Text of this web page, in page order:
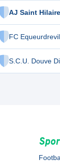
AJ Saint
FC
S.C.U. Douve